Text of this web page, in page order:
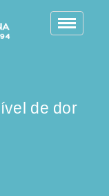
Toggle
de dor